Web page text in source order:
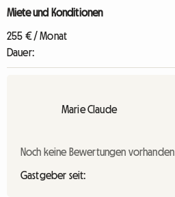
Miete und Konditionen
255 € / Monat
Dauer:
Marie Claude
Noch keine Bewertungen vorhanden
Gastgeber seit: